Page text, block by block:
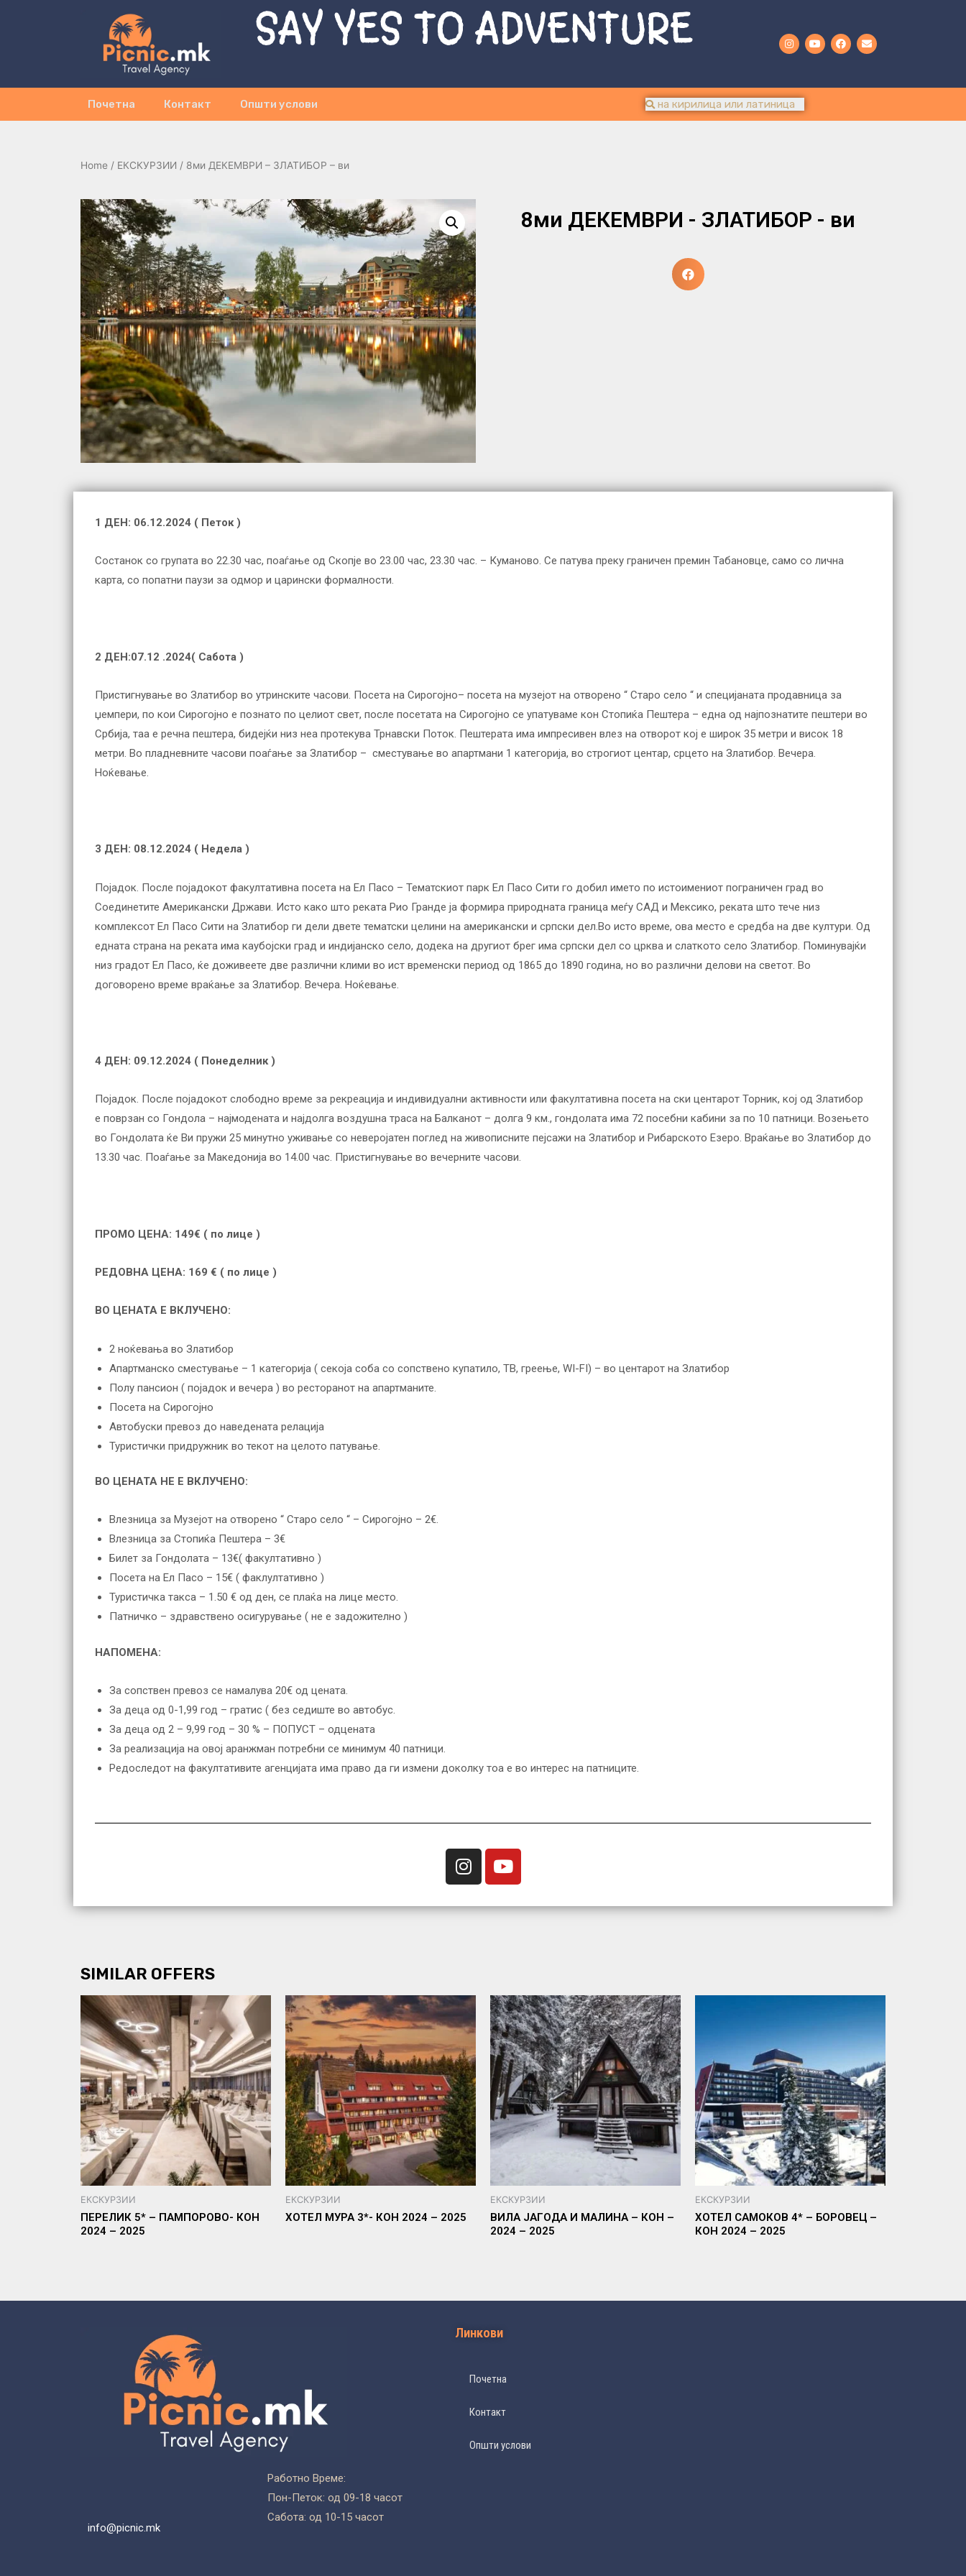
SAY YES TO ADVENTURE
Почетна Контакт Општи услови
Home / ЕКСКУРЗИИ / 8ми ДЕКЕМВРИ – ЗЛАТИБОР – ви
8ми ДЕКЕМВРИ - ЗЛАТИБОР - ви
1 ДЕН: 06.12.2024 ( Петок)
Состанок со групата во 22.30 час, поаѓање од Скопје во 23.00 час, 23.30 час. – Куманово. Се патува преку граничен премин Табановце, само со лична
карта, со попатни паузи за одмор и царински формалности.
2 ДЕН:07.12 .2024( Сабота )
Пристигнување во Златибор во утринските часови. Посета на Сирогојно– посета на музејот на отворено “ Старо село “ и специјаната продавница за
џемпери, по кои Сирогојно е познато по целиот свет, после посетата на Сирогојно се упатуваме кон Стопиќа Пештера – една од најпознатите пештери во
Србија, таа е речна пештера, бидејќи низ неа протекува Трнавски Поток. Пештерата има импресивен влез на отворот кој е широк 35 метри и висок 18
метри. Во пладневните часови поаѓање за Златибор – сместување во апартмани 1 категорија, во строгиот центар, срцето на Златибор. Вечера.
Ноќевање.
3 ДЕН: 08.12.2024 ( Недела )
Појадок. После појадокот факултативна посета на Ел Пасо – Тематскиот парк Ел Пасо Сити го добил името по истоимениот пограничен град во
Соединетите Американски Држави. Исто како што реката Рио Гранде ја формира природната граница меѓу САД и Мексико, реката што тече низ
комплексот Ел Пасо Сити на Златибор ги дели двете тематски целини на американски и српски дел.Во исто време, ова место e средба на две култури. Од
едната страна на реката има каубојски град и индијанско село, додека на другиот брег има српски дел со црква и слаткото село Златибор. Поминувајќи
низ градот Ел Пасо, ќе доживеете две различни клими во ист временски период од 1865 до 1890 година, но во различни делови на светот. Во
договорено време враќање за Златибор. Вечера. Ноќевање.
4 ДЕН: 09.12.2024 ( Понеделник)
Појадок. После појадокот слободно време за рекреација и индивидуални активности или факултативна посета на ски центарот Торник, кој од Златибор
е поврзан со Гондола – најмодената и најдолга воздушна траса на Балканот – долга 9 км., гондолата има 72 посебни кабини за по 10 патници. Возењето
во Гондолата ќе Ви пружи 25 минутно уживање со неверојатен поглед на живописните пејсажи на Златибор и Рибарското Езеро. Враќање во Златибор до
13.30 час. Поаѓање за Македонија во 14.00 час. Пристигнување во вечерните часови.
ПРОМО ЦЕНА: 149€ ( по лице )
РЕДОВНА ЦЕНА: 169 € ( по лице )
ВО ЦЕНАТА Е ВКЛУЧЕНО:
2 ноќевања во Златибор
Апартманско сместување – 1 категорија ( секоја соба со сопствено купатило, ТВ, греење, WI-FI) – во центарот на Златибор
Полу пансион ( појадок и вечера ) во ресторанот на апартманите.
Посета на Сирогојно
Автобуски превоз до наведената релација
Туристички придружник во текот на целото патување.
ВО ЦЕНАТА НЕ Е ВКЛУЧЕНО:
Влезница за Музејот на отворено “ Старо село “ – Сирогојно – 2€.
Влезница за Стопиќа Пештера – 3€
Билет за Гондолата – 13€( факултативно )
Посета на Ел Пасо – 15€ ( факлултативно )
Туристичка такса – 1.50 € од ден, се плаќа на лице место.
Патничко – здравствено осигурување ( не е задожително )
НАПОМЕНА:
За сопствен превоз се намалува 20€ од цената.
За деца од 0-1,99 год – гратис ( без седиште во автобус.
За деца од 2 – 9,99 год – 30 % – ПОПУСТ – одцената
За реализација на овој аранжман потребни се минимум 40 патници.
Редоследот на факултативите агенцијата има право да ги измени доколку тоа е во интерес на патниците.
SIMILAR OFFERS
ЕКСКУРЗИИ
ПЕРЕЛИК 5* – ПАМПОРОВО- КОН
2024 – 2025
ЕКСКУРЗИИ
ХОТЕЛ МУРА 3*- КОН 2024 – 2025
ЕКСКУРЗИИ
ВИЛА ЈАГОДА И МАЛИНА – КОН –
2024 – 2025
ЕКСКУРЗИИ
ХОТЕЛ САМОКОВ 4* – БОРОВЕЦ –
КОН 2024 – 2025
info@picnic.mk
Работно Време:
Пон-Петок: од 09-18 часот
Сабота: од 10-15 часот
Линкови
Почетна
Контакт
Општи услови